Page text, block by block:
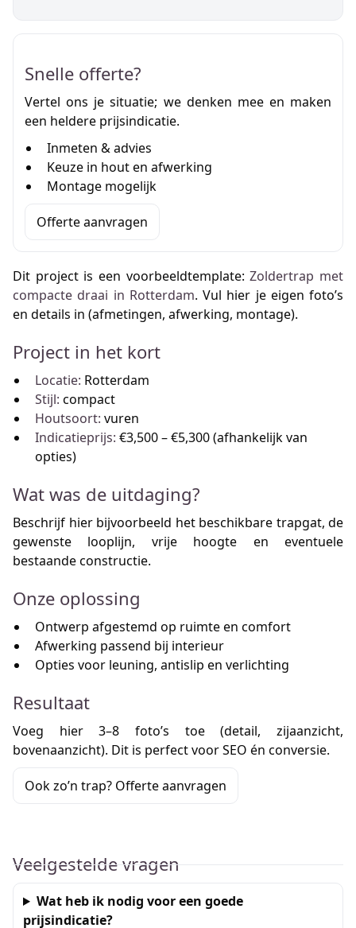
Snelle offerte?
Vertel ons je situatie; we denken mee en maken
een heldere prijsindicatie.
Inmeten & advies
Keuze in hout en afwerking
Montage mogelijk
Offerte aanvragen
Dit project is een voorbeeldtemplate:Zoldertrap met
compacte draai in Rotterdam. Vul hier je eigen foto’s
en details in (afmetingen, afwerking, montage).
Project in het kort
Locatie: Rotterdam
Stijl: compact
Houtsoort: vuren
Indicatieprijs: €3,500 – €5,300 (afhankelijk van
opties)
Wat was de uitdaging?
Beschrijf hier bijvoorbeeld het beschikbare trapgat, de
gewenste looplijn, vrije hoogte en eventuele
bestaande constructie.
Onze oplossing
Ontwerp afgestemd op ruimte en comfort
Afwerking passend bij interieur
Opties voor leuning, antislip en verlichting
Resultaat
Voeg hier 3–8 foto’s toe (detail, zijaanzicht,
bovenaanzicht). Dit is perfect voor SEO én conversie.
Ook zo’n trap? Offerte aanvragen
Veelgestelde vragen
Wat heb ik nodig voor een goede
prijsindicatie?